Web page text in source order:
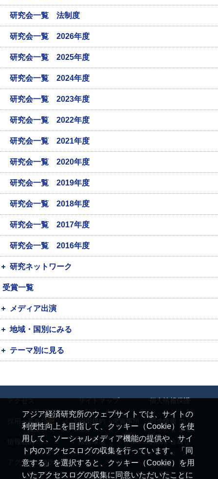
研究会一覧 法制度
研究会一覧 2026年度
研究会一覧 2025年度
研究会一覧 2024年度
研究会一覧 2023年度
研究会一覧 2022年度
研究会一覧 2021年度
研究会一覧 2020年度
研究会一覧 2019年度
研究会一覧 2018年度
研究会一覧 2017年度
研究会一覧 2016年度
研究ネットワーク
受賞一覧
メディア出演
地域・国別にみる
テーマ別に見る
アジア経済研究所のウェブサイトでは、サイトの
利便性向上を目指して、クッキー（Cookie）を使
用して、ソーシャルメディア機能の提供や、サイ
ト内のアクセスログの収集を行っています。「同
意する」を選択すると、クッキー（Cookie）を用
いたアクセスログの収集に同意いただいたことに
アクセス サイトマップ 個人情報保護
採用・募集情報 利用規約・免責事項
情報公開 推奨環境 お問い合わせ
アクセシビリティ